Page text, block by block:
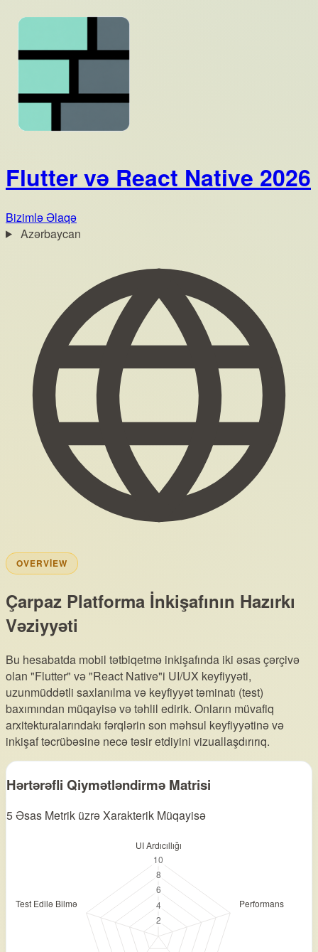
Flutter və React Native 2026
Bizimlə Əlaqə
Azərbaycan
OVERVIEW
Çarpaz Platforma İnkişafının Hazırkı
Vəziyyəti
Bu hesabatda mobil tətbiqetmə inkişafında iki əsas çərçivə
olan "Flutter" və "React Native"i UI/UX keyfiyyəti,
uzunmüddətli saxlanılma və keyfiyyət təminatı (test)
baxımından müqayisə və təhlil edirik. Onların müvafiq
arxitekturalarındakı fərqlərin son məhsul keyfiyyətinə və
inkişaf təcrübəsinə necə təsir etdiyini vizuallaşdırırıq.
Hərtərəfli Qiymətləndirmə Matrisi
5 Əsas Metrik üzrə Xarakterik Müqayisə